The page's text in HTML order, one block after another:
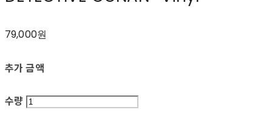
79,000원
추가 금액
수량